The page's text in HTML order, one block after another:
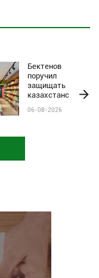
Бектенов
поручил
защищать
казахстанские
чёрного пиара
06-08-2026